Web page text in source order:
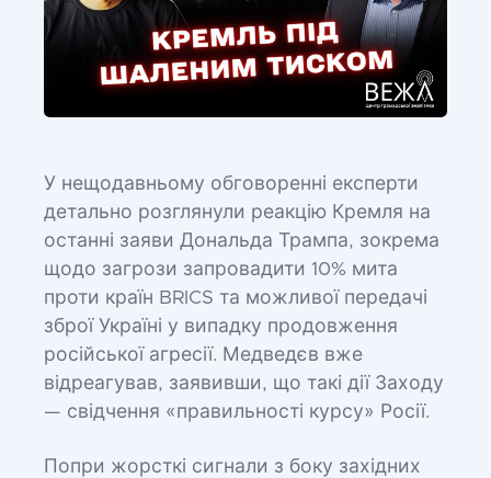
У нещодавньому обговоренні експерти
детально розглянули реакцію Кремля на
останні заяви Дональда Трампа, зокрема
щодо загрози запровадити 10% мита
проти країн BRICS та можливої передачі
зброї Україні у випадку продовження
російської агресії. Медведєв вже
відреагував, заявивши, що такі дії Заходу
— свідчення «правильності курсу» Росії.
Попри жорсткі сигнали з боку західних